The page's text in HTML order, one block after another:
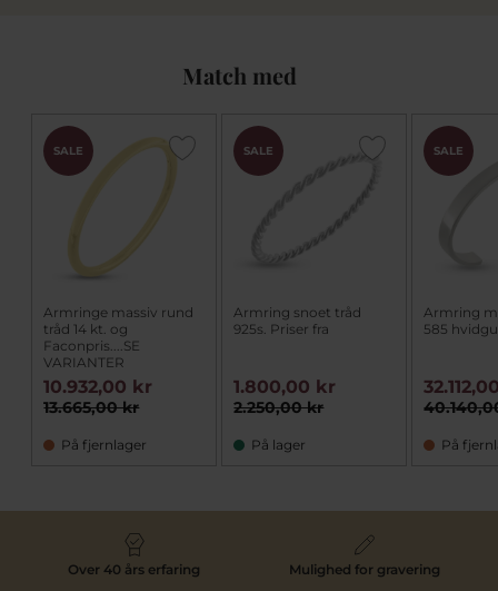
Match med
SALE
Armringe massiv rund
tråd 14 kt. og
Faconpris....SE
VARIANTER
13.665,00 kr
10.932,00 kr
På fjernlager
SALE
Armring snoet tråd
925s. Priser fra
2.250,00 kr
1.800,00 kr
På lager
SALE
Armring
585
På
Over 40 års erfaring Mulighed for gravering